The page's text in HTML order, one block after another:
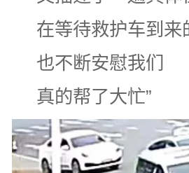
在等待救护车到来
也不断安慰我们
真的帮了大忙”